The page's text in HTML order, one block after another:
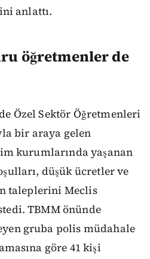
anlattı.
öğretmenler de
Özel Sektör Öğretmenleri
bir araya gelen
kurumlarında yaşanan
düşük ücretler ve
taleplerini Meclis
TBMM önünde
gruba polis müdahale
göre 41 kişi